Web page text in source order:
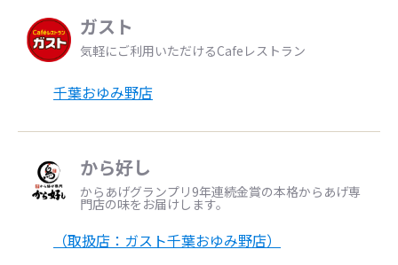
ガスト
気軽にご利用いただけるCafeレストラン
千葉おゆみ野店
から好し
からあげグランプリ9年連続金賞の本格からあげ専
門店の味をお届けします。
（取扱店：ガスト千葉おゆみ野店）